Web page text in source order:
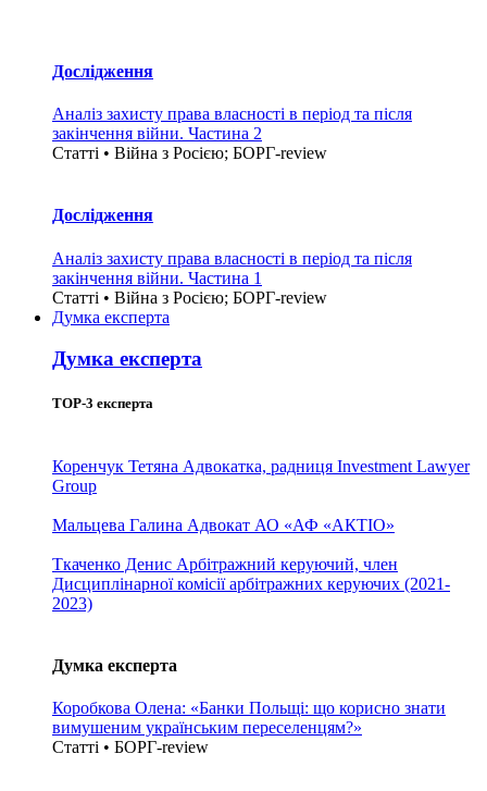
Дослідження
Аналіз захисту права власності в період та після
закінчення війни. Частина 2
Статті • Війна з Росією; БОРГ-review
Дослідження
Аналіз захисту права власності в період та після
закінчення війни. Частина 1
Статті • Війна з Росією; БОРГ-review
Думка експерта
Думка експерта
TOP-3 експерта
Коренчук Тетяна Адвокатка, радниця Investment Lawyer
Group
Мальцева Галина Адвокат АО «АФ «АКТІО»
Ткаченко Денис Арбітражний керуючий, член
Дисциплінарної комісії арбітражних керуючих (2021-
2023)
Думка експерта
Коробкова Олена: «Банки Польщі: що корисно знати
вимушеним українським переселенцям?»
Статті • БОРГ-review